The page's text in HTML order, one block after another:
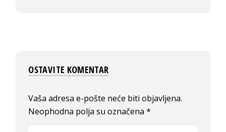
OSTAVITE KOMENTAR
Vaša adresa e-pošte neće biti objavljena.
Neophodna polja su označena*